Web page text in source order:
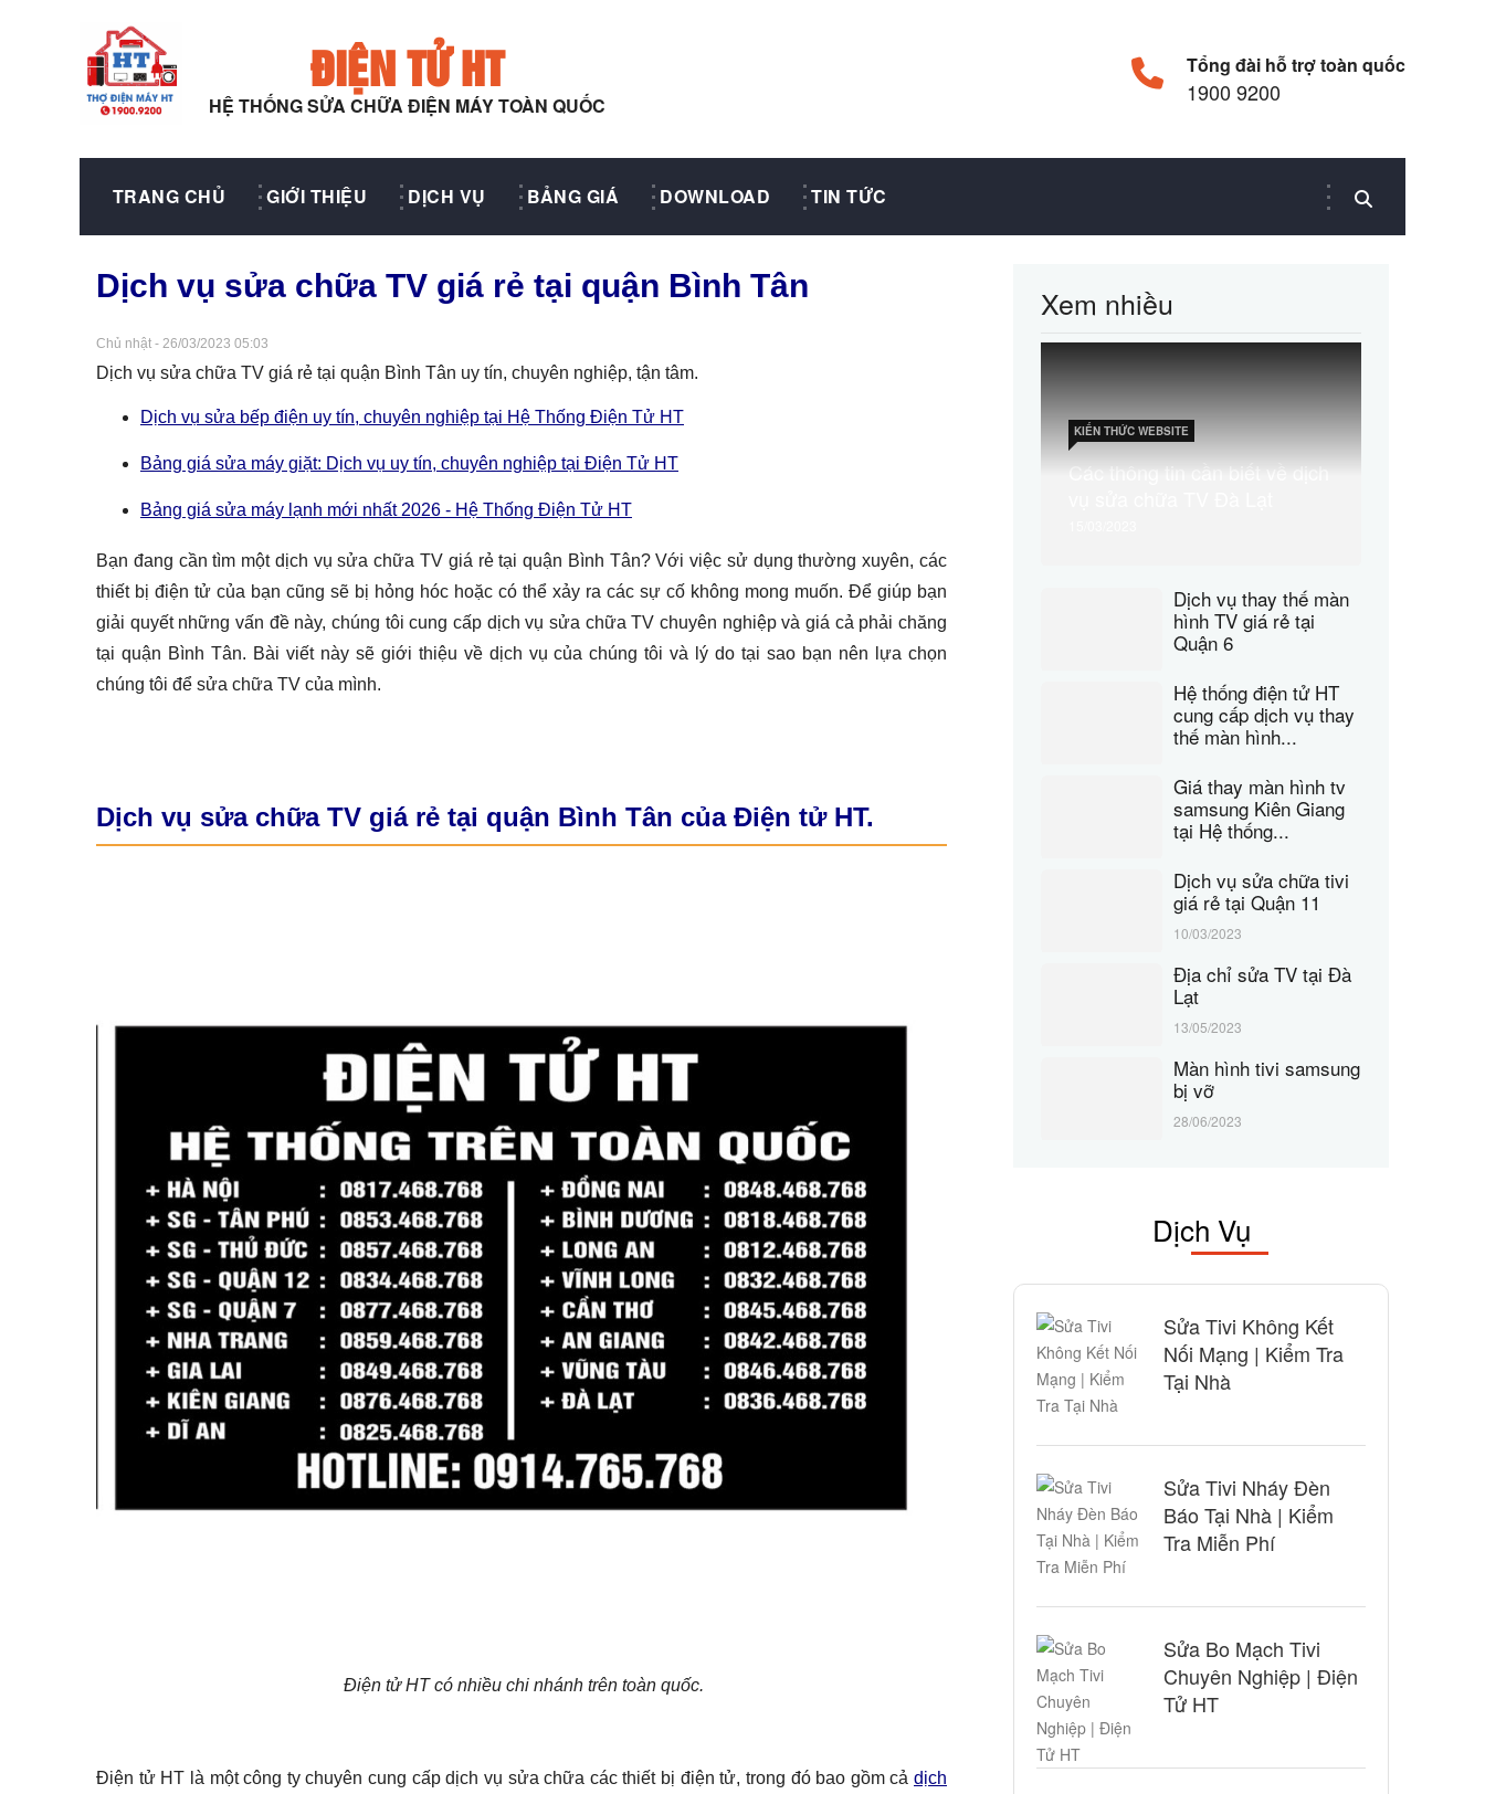
ĐIỆN TỬ HT
HỆ THỐNG SỬA CHỮA ĐIỆN MÁY TOÀN QUỐC
Tổng đài hỗ trợ toàn quốc
1900 9200
TRANG CHỦ GIỚI THIỆU DỊCH VỤ BẢNG GIÁ DOWNLOAD TIN TỨC
Dịch vụ sửa chữa TV giá rẻ tại quận Bình Tân
Chủ nhật - 26/03/2023 05:03
Dịch vụ sửa chữa TV giá rẻ tại quận Bình Tân uy tín, chuyên nghiệp, tận tâm.
Dịch vụ sửa bếp điện uy tín, chuyên nghiệp tại Hệ Thống Điện Tử HT
Bảng giá sửa máy giặt: Dịch vụ uy tín, chuyên nghiệp tại Điện Tử HT
Bảng giá sửa máy lạnh mới nhất 2026 - Hệ Thống Điện Tử HT
Bạn đang cần tìm một dịch vụ sửa chữa TV giá rẻ tại quận Bình Tân? Với việc sử dụng thường xuyên, các
thiết bị điện tử của bạn cũng sẽ bị hỏng hóc hoặc có thể xảy ra các sự cố không mong muốn. Để giúp bạn
giải quyết những vấn đề này, chúng tôi cung cấp dịch vụ sửa chữa TV chuyên nghiệp và giá cả phải chăng
tại quận Bình Tân. Bài viết này sẽ giới thiệu về dịch vụ của chúng tôi và lý do tại sao bạn nên lựa chọn
chúng tôi để sửa chữa TV của mình.
Dịch vụ sửa chữa TV giá rẻ tại quận Bình Tân của Điện tử HT.
Điện tử HT có nhiều chi nhánh trên toàn quốc.
Điện tử HT là một công ty chuyên cung cấp dịch vụ sửa chữa các thiết bị điện tử, trong đó bao gồm cả dịch
Xem nhiều
KIẾN THỨC WEBSITE
Các thông tin cần biết về dịch
Dịch vụ thay thế màn
hình TV giá rẻ tại
Quận 6
Hệ thống điện tử HT
cung cấp dịch vụ thay
thế màn hình...
Giá thay màn hình tv
samsung Kiên Giang
tại Hệ thống...
Dịch vụ sửa chữa tivi
giá rẻ tại Quận 11
10/03/2023
Địa chỉ sửa TV tại Đà
Lạt
13/05/2023
Màn hình tivi samsung
bị vỡ
28/06/2023
Dịch Vụ
Sửa Tivi Không Kết
Nối Mạng | Kiểm Tra
Tại Nhà
Sửa Tivi Nháy Đèn
Báo Tại Nhà | Kiểm
Tra Miễn Phí
Sửa Bo Mạch Tivi
Chuyên Nghiệp | Điện
Tử HT